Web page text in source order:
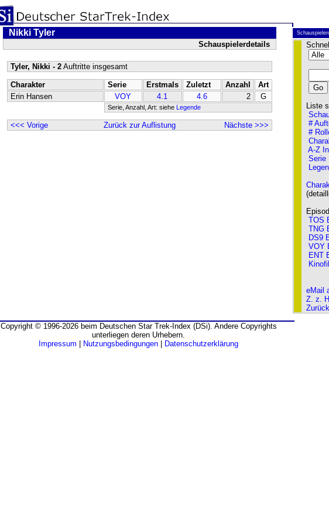
Nikki Tyler
Schauspielerdetails
Tyler, Nikki - 2Auftritte insgesamt
Charakter Serie Erstmals Zuletzt Anzahl
Art
Erin Hansen
VOY 4.1 4.6 2 G
Serie, Anzahl, Art: siehe Legende
<<< Vorige Zurück zur Auflistung Nächste >>>
Liste
#
#
A-Z
Serie
TOS
TNG
DS9
VOY
ENT
eMail
Z. z.
Copyright © 1996-2026 beim Deutschen Star Trek-Index (DSi). Andere Copyrights
unterliegen deren Urhebern.
Impressum
Nutzungsbedingungen Datenschutzerklärung